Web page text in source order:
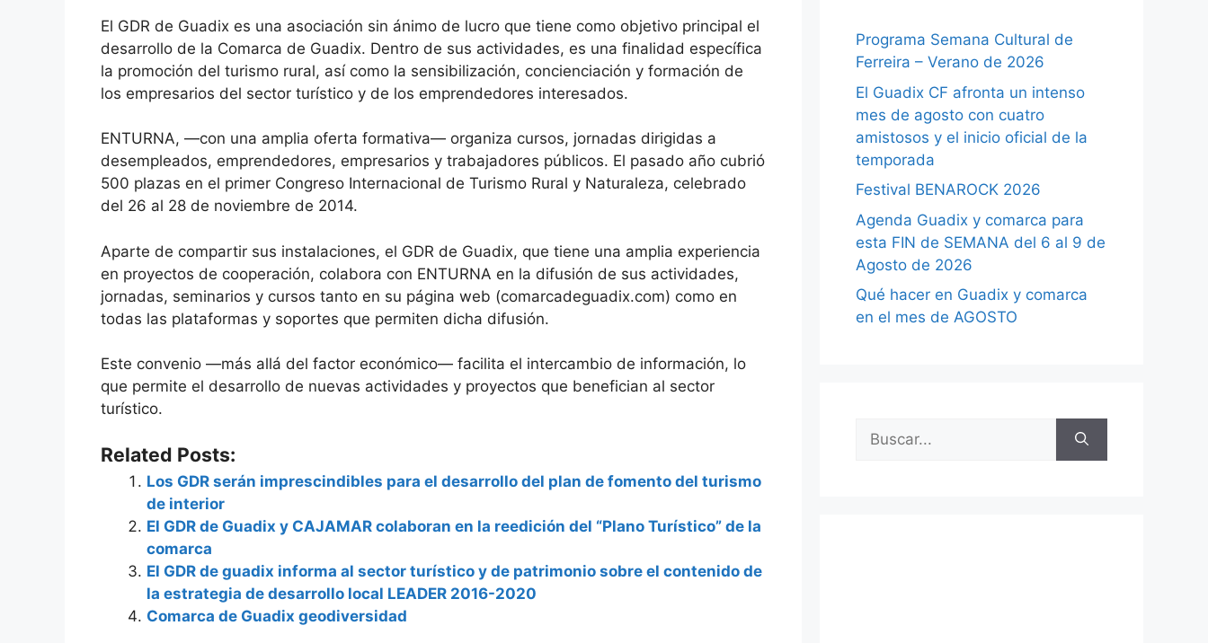
El GDR de Guadix es una asociación sin ánimo de lucro que tiene como objetivo principal el
desarrollo de la Comarca de Guadix. Dentro de sus actividades, es una finalidad específica
la promoción del turismo rural, así como la sensibilización, concienciación y formación de
los empresarios del sector turístico y de los emprendedores interesados.
ENTURNA, —con una amplia oferta formativa— organiza cursos, jornadas dirigidas a
desempleados, emprendedores, empresarios y trabajadores públicos. El pasado año cubrió
500 plazas en el primer Congreso Internacional de Turismo Rural y Naturaleza, celebrado
del 26 al 28 de noviembre de 2014.
Aparte de compartir sus instalaciones, el GDR de Guadix, que tiene una amplia experiencia
en proyectos de cooperación, colabora con ENTURNA en la difusión de sus actividades,
jornadas, seminarios y cursos tanto en su página web (comarcadeguadix.com) como en
todas las plataformas y soportes que permiten dicha difusión.
Este convenio —más allá del factor económico— facilita el intercambio de información, lo
que permite el desarrollo de nuevas actividades y proyectos que benefician al sector
turístico.
Related Posts:
Los GDR serán imprescindibles para el desarrollo del plan de fomento del turismo
de interior
El GDR de Guadix y CAJAMAR colaboran en la reedición del “Plano Turístico” de la
comarca
El GDR de guadix informa al sector turístico y de patrimonio sobre el contenido de
la estrategia de desarrollo local LEADER 2016-2020
Comarca de Guadix geodiversidad
Programa Semana Cultural de
Ferreira – Verano de 2026
El Guadix CF afronta un intenso
mes de agosto con cuatro
amistosos y el inicio oficial de la
temporada
Festival BENAROCK 2026
Agenda Guadix y comarca para
esta FIN de SEMANA del 6 al 9 de
Agosto de 2026
Qué hacer en Guadix y comarca
en el mes de AGOSTO
Buscar: